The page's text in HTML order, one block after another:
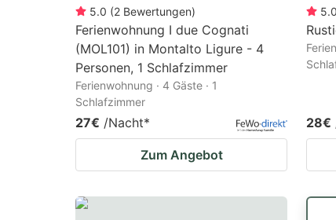
5.0 (2 Bewertungen)
Ferienwohnung I due Cognati
(MOL101) in Montalto Ligure - 4
Personen, 1 Schlafzimmer
Ferienwohnung · 4 Gäste · 1
Schlafzimmer
27€ /Nacht*
Zum Angebot
5.0
28€